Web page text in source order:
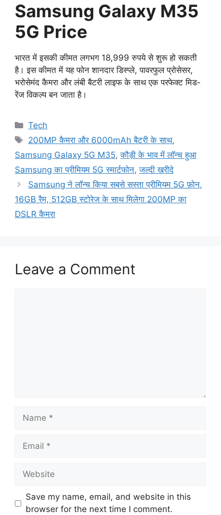
Samsung Galaxy M35
5G Price
भारत में इसकी कीमत लगभग 18,999 रुपये से शुरू हो सकती
है। इस कीमत में यह फोन शानदार डिस्प्ले, पावरफुल प्रोसेसर,
भरोसेमंद कैमरा और लंबी बैटरी लाइफ के साथ एक परफेक्ट मिड-
रेंज विकल्प बन जाता है।
Categories
Tech
Tags
200MP कैमरा और 6000mAh बैटरी के साथ,
Samsung Galaxy 5G M35,कौड़ी के भाव में लॉन्च हुआ
Samsung का प्रीमियम 5G स्मार्टफोन,जल्दी खरीदे
Samsung ने लॉन्च किया सबसे सस्ता प्रीमियम 5G फ़ोन,
16GB रैम, 512GB स्टोरेज के साथ मिलेगा 200MP का
DSLR कैमरा
Leave a Comment
Name
Email
Website
Save my name, email, and website in this
browser for the next time I comment.